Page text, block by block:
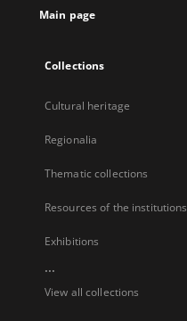
Main page
Collections
Cultural heritage
Regionalia
Thematic collections
Resources of the
Exhibitions
...
View all collections